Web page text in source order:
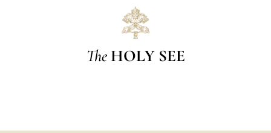
The HOLY SEE